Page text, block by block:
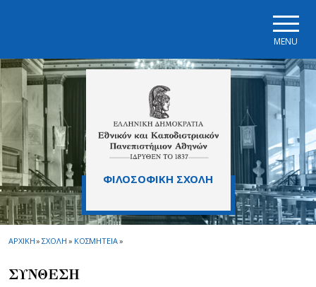
MENU
ΦΙΛΟΣΟΦΙΚΗ ΣΧΟΛΗ
ΑΡΧΙΚΗ» ΣΧΟΛΗ » ΚΟΣΜΗΤΕΙΑ»
ΣΥΝΘΕΣΗ